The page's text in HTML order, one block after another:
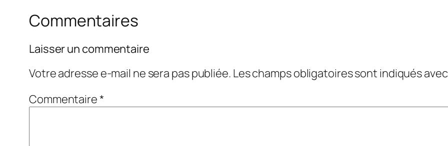
Commentaires
Laisser un commentaire
Votre adresse e-mail ne sera pas publiée. Les champs obligatoires sont indiqués
Commentaire*